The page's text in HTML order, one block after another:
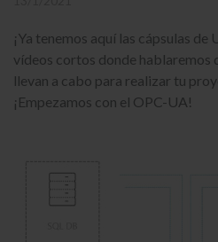
¡Ya tenemos aquí las cápsulas
vídeos cortos donde hablaremos
llevan a cabo para realizar tu
¡Empezamos con el OPC-UA!